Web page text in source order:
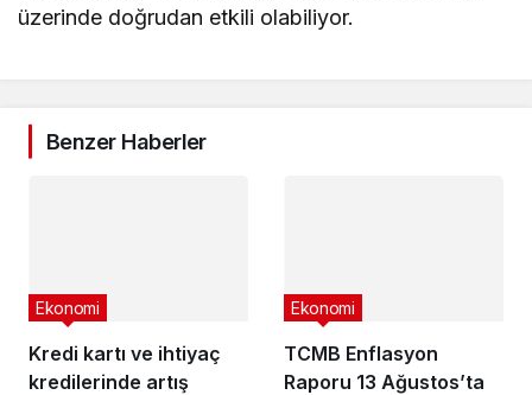
üzerinde doğrudan etkili olabiliyor.
Benzer Haberler
Kredi kartı ve ihtiyaç
kredilerinde artış
Ekonomi
TCMB Enflasyon
Raporu 13 Ağustos’ta
Ekonomi